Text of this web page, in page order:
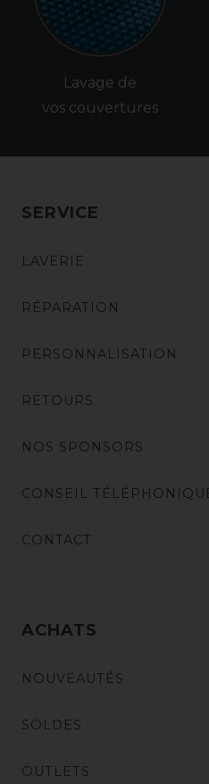
Lavage de
vos couvertures
SERVICE
LAVERIE
RÉPARATION
PERSONNALISATION
RETOURS
NOS SPONSORS
CONSEIL
CONTACT
ACHATS
NOUVEAUTÉS
SOLDES
OUTLETS